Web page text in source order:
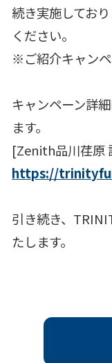
続き実施してお
ください。
※ご紹介キャンペ
キャンペーン詳
ます。
[Zenith品川荏原
https://
引き続き、
たします。